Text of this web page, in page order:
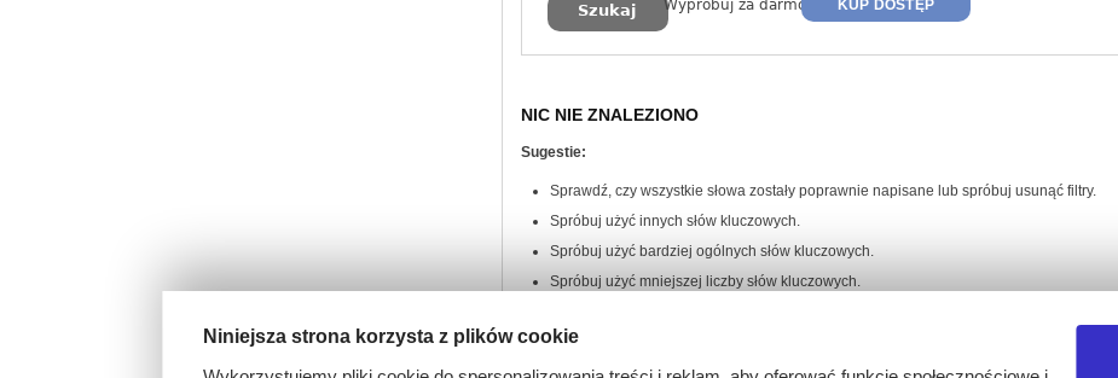
Wypróbuj za darmo KUP DOSTĘP
NIC NIE ZNALEZIONO
Sugestie:
Sprawdź, czy wszystkie słowa zostały poprawnie napisane lub spróbuj usunąć filtry.
Spróbuj użyć innych słów kluczowych.
Spróbuj użyć bardziej ogólnych słów kluczowych.
Spróbuj użyć mniejszej liczby słów kluczowych.
Niniejsza strona korzysta z plików cookie